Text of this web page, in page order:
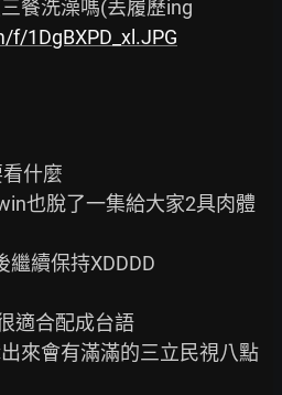
1DgBXPD_xl.JPG
什麼
也脫了一集給大家2具肉體
繼續保持XDDDD
適合配成台語
來會有滿滿的三立民視八點